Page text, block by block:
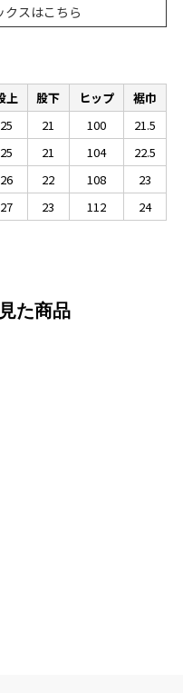
クスはこちら
上 股下 ヒップ
裾巾
25 21 100
21.5
25 21 104
22.5
26 22 108
23
27 23 112 24
た商品